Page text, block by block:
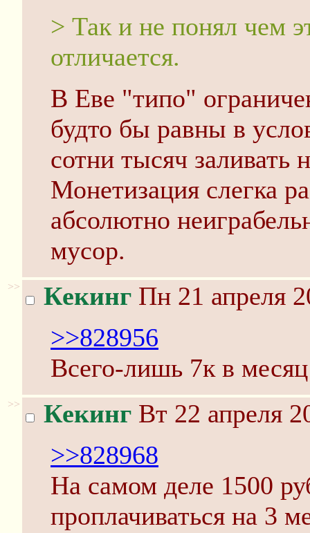
> Так и не понял чем
отличается.
В Еве "типо"
будто бы равны в
сотни тысяч заливать
Монетизация слегка
абсолютно
мусор.
>> Кекинг Пн 21 апреля
>>828956
Всего-лишь 7к в
>> Кекинг Вт 22 апреля
>>828968
На самом деле 1500
проплачиваться на 3